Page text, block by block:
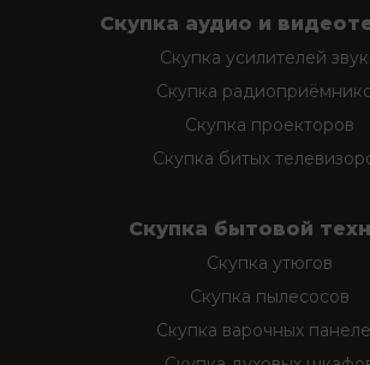
Скупка аудио и
Скупка усилителей
Скупка
Скупка проекторов
Скупка битых
Скупка бытовой
Скупка утюгов
Скупка пылесосов
Скупка варочных